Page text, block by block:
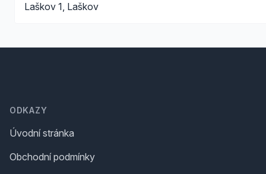
Laškov 1, Laškov
ODKAZY
Úvodní stránka
Obchodní podmínky